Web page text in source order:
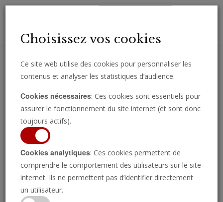
importantes directement par e-mail.
La dernière heure
Choisissez vos cookies
Ce site web utilise des cookies pour personnaliser les
contenus et analyser les statistiques d’audience.
Cookies nécessaires: Ces cookies sont essentiels pour
assurer le fonctionnement du site internet (et sont donc
toujours actifs).
Cookies analytiques: Ces cookies permettent de
comprendre le comportement des utilisateurs sur le site
internet. Ils ne permettent pas d’identifier directement
un utilisateur.